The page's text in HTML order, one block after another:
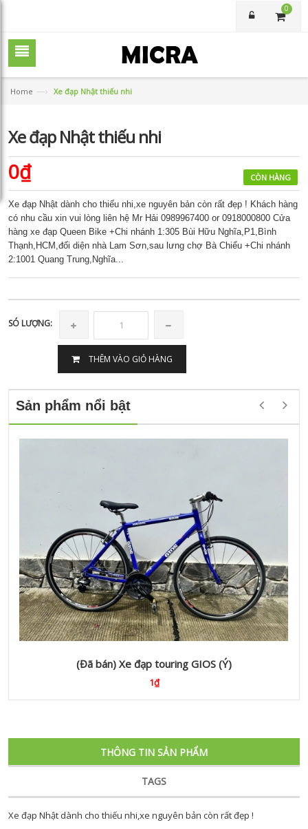
0
Home —› Xe đạp Nhật thiếu nhi
Xe đạp Nhật thiếu nhi
CÒN HÀNG
0₫
Xe đạp Nhật dành cho thiếu nhi,xe nguyên bản còn rất đẹp ! Khách hàng
có nhu cầu xin vui lòng liên hệ Mr Hải 0989967400 or 0918000800 Cửa
hàng xe đạp Queen Bike +Chi nhánh 1:305 Bùi Hữu Nghĩa,P1,Bình
Thạnh,HCM,đối diện nhà Lam Sơn,sau lưng chợ Bà Chiểu +Chi nhánh
2:1001 Quang Trung,Nghĩa...
SÓ LƯỢNG:
THÊM VÀO GIỎ HÀNG
Sản phẩm nổi bật
(Đã bán) Xe đạp touring GIOS (Ý)
1₫
THÔNG TIN SẢN PHẨM
TAGS
Xe đạp Nhật dành cho thiếu nhi,xe nguyên bản còn rất đẹp !